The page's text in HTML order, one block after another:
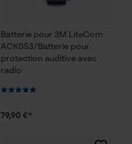
Batterie pour 3M LiteCom
ACK053/Batterie pour
protection auditive avec
radio
79,90 €*